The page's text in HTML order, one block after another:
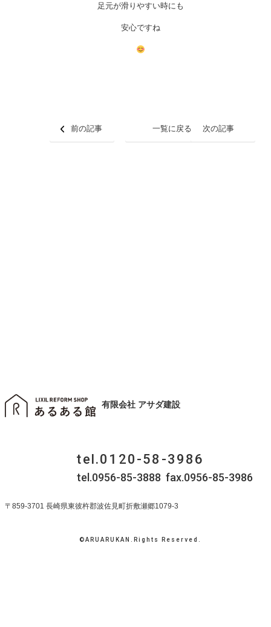
足元が滑りやすい時にも
安心ですね
前の記事 一覧に戻る 次の記事
有限会社 アサダ建設
tel.0120-58-3986
tel.0956-85-3888 fax.0956-85-3986
〒859-3701 長崎県東彼杵郡波佐見町折敷瀬郷1079-3
©ARUARUKAN.Rights Reserved.